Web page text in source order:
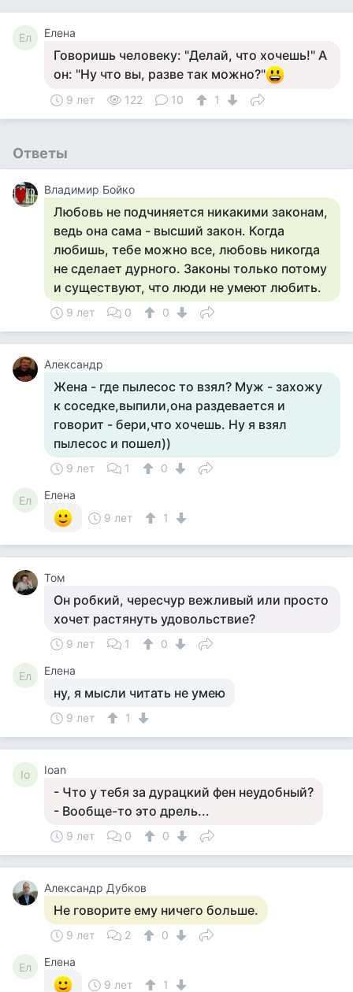
Ел Елена
Говоришь человеку: "Делай, что хочешь!" А
он: "Ну что вы, разве так можно?"
9 лет 122 10 1
Ответы
Владимир Бойко
Любовь не подчиняется никакими законам,
ведь она сама - высший закон. Когда
любишь, тебе можно все, любовь никогда
не сделает дурного. Законы только потому
и существуют, что люди не умеют любить.
9 лет 0 0
Александр
Жена - где пылесос то взял? Муж - захожу
к соседке,выпили,она раздевается и
говорит - бери,что хочешь. Ну я взял
пылесос и пошел))
9 лет 1 0
Ел
Елена
9 лет
1
Том
Он робкий, чересчур вежливый или просто
хочет растянуть удовольствие?
9 лет 1 0
Ел Елена
ну, я мысли читать не умею
9 лет 1
Io Ioan
- Что у тебя за дурацкий фен неудобный?
- Вообще-то это дрель...
9 лет 0 0
Александр Дубков
Не говорите ему ничего больше.
9 лет 2 0
Ел
Елена
9 лет
1